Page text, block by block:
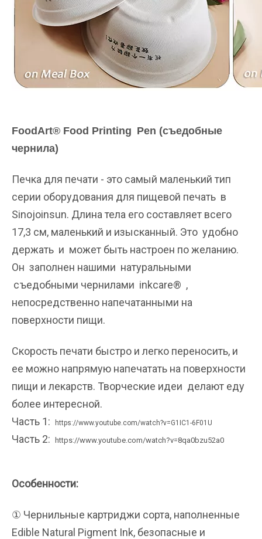
FoodArt® Food Printing Pen (съедобные
чернила)
Печка для печати - это самый маленький тип
серии оборудования для пищевой печать в
Sinojoinsun. Длина тела его составляет всего
17,3 см, маленький и изысканный. Это удобно
держать и может быть настроен по желанию.
Он заполнен нашими натуральными
съедобными чернилами inkcare® ,
непосредственно напечатанными на
поверхности пищи.
Скорость печати быстро и легко переносить, и
ее можно напрямую напечатать на поверхности
пищи и лекарств. Творческие идеи делают еду
более интересной.
Часть 1:
https://www.youtube.com/watch?v=G1IC1-6F01U
Часть 2: https://www.youtube.com/watch?v=8qa0bzu52a0
Особенности:
① Чернильные картриджи сорта, наполненные
Edible Natural Pigment Ink, безопасные и